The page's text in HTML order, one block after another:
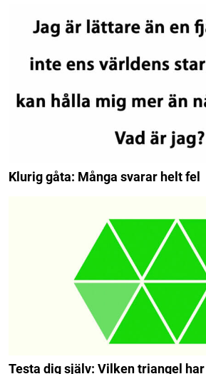
Klurig gåta: Många svarar helt fel
Testa dig själv: Vilken triangel